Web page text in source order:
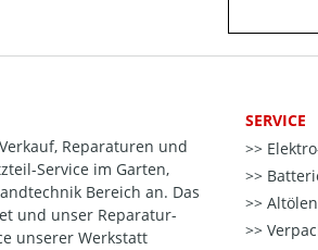
Reparaturen und
Service im Garten,
Bereich an. Das
und unser Reparatur-
unserer Werkstatt
SERVICE